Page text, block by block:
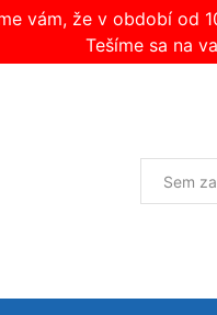
vám, že v období od
Tešíme sa na